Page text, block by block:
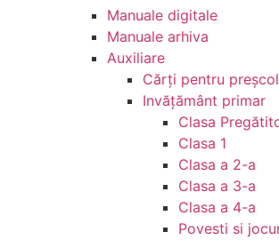
Manuale digitale
Manuale arhiva
Auxiliare
Cărţi pentru
Invățământ primar
Clasa
Clasa 1
Clasa a 2-a
Clasa a 3-a
Clasa a 4-a
Povesti si